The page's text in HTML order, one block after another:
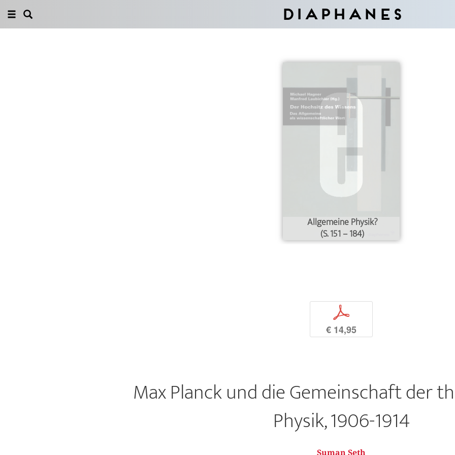
Diaphanes
Allgemeine Physik?
(S. 151 – 184)
p
€ 14,95
Max Planck und die Gemeinschaft der
Physik, 1906-1914
Suman Seth